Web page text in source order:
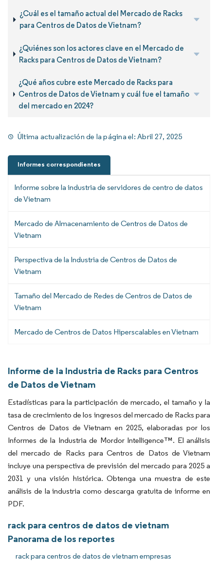
¿Cuál es el tamaño actual del Mercado de Racks
para Centros de Datos de Vietnam?
¿Quiénes son los actores clave en el Mercado de
Racks para Centros de Datos de Vietnam?
¿Qué años cubre este Mercado de Racks para
Centros de Datos de Vietnam y cuál fue el tamaño
del mercado en 2024?
Última actualización de la página el:Abril 27, 2025
Informes correspondientes
Informe sobre la industria de servidores de centro de datos
de Vietnam
Mercado de Almacenamiento de Centros de Datos de
Vietnam
Perspectiva de la Industria de Centros de Datos de
Vietnam
Tamaño del Mercado de Redes de Centros de Datos de
Vietnam
Mercado de Centros de Datos Hiperscalables en Vietnam
Informe de la Industria de Racks para Centros
de Datos de Vietnam
Estadísticas para la participación de mercado, el tamaño y la
tasa de crecimiento de los ingresos del mercado de Racks para
Centros de Datos de Vietnam en 2025, elaboradas por los
Informes de la Industria de Mordor Intelligence™. El análisis
del mercado de Racks para Centros de Datos de Vietnam
incluye una perspectiva de previsión del mercado para 2025 a
2031 y una visión histórica. Obtenga una muestra de este
análisis de la industria como descarga gratuita de informe en
PDF.
rack para centros de datos de vietnam
Panorama de los reportes
rack para centros de datos de vietnam empresas